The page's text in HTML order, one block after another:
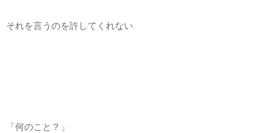
それを言うのを許してくれない
「何のこと？」